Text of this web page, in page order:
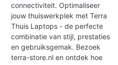
connectiviteit. Optimaliseer
jouw thuiswerkplek met Terra
Thuis Laptops - de perfecte
combinatie van stijl, prestaties
en gebruiksgemak. Bezoek
terra-store.nl en ontdek hoe